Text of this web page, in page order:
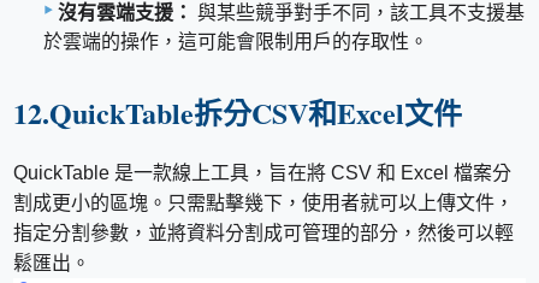
沒有雲端支援： 與某些競爭對手不同，該工具不支援基
於雲端的操作，這可能會限制用戶的存取性。
12.QuickTable拆分CSV和Excel文件
QuickTable 是一款線上工具，旨在將 CSV 和 Excel 檔案分
割成更小的區塊。只需點擊幾下，使用者就可以上傳文件，
指定分割參數，並將資料分割成可管理的部分，然後可以輕
鬆匯出。